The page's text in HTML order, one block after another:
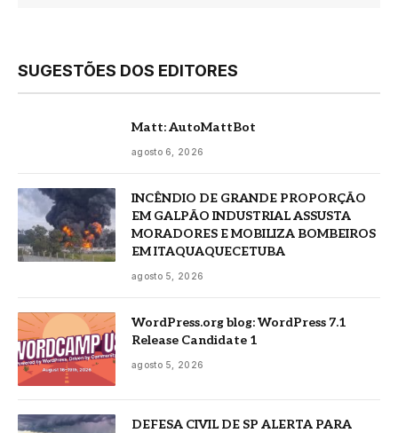
SUGESTÕES DOS EDITORES
Matt: AutoMattBot
agosto 6, 2026
INCÊNDIO DE GRANDE PROPORÇÃO
EM GALPÃO INDUSTRIAL ASSUSTA
MORADORES E MOBILIZA BOMBEIROS
EM ITAQUAQUECETUBA
agosto 5, 2026
WordPress.org blog: WordPress 7.1
Release Candidate 1
agosto 5, 2026
DEFESA CIVIL DE SP ALERTA PARA